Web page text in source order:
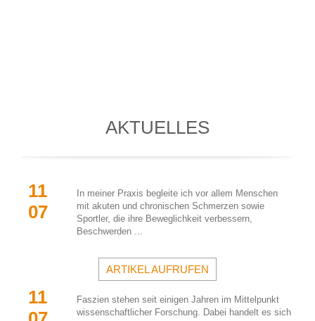
AKTUELLES
11
07
In meiner Praxis begleite ich vor allem Menschen
mit akuten und chronischen Schmerzen sowie
Sportler, die ihre Beweglichkeit verbessern,
Beschwerden ...
ARTIKEL AUFRUFEN
11
Faszien stehen seit einigen Jahren im Mittelpunkt
wissenschaftlicher Forschung. Dabei handelt es sich